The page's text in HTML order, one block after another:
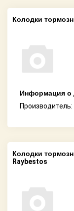
Колодки
Информация о
Производитель:
Колодки
Raybestos